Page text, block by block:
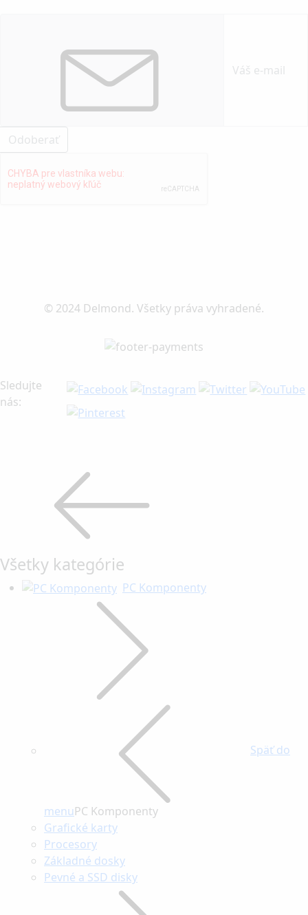
Odoberať
© 2024 Delmond. Všetky práva vyhradené.
Sledujte
nás:
Všetky kategórie
PC Komponenty
Späť do
menuPC Komponenty
Grafické karty
Procesory
Základné dosky
Pevné a SSD disky